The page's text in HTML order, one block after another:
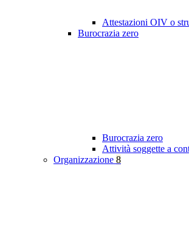
Attestazioni OIV o
Burocrazia zero
Burocrazia zero
Attività soggette a
Organizzazione 8